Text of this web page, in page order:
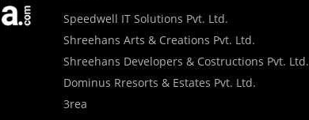
Speedwell IT Solutions Pvt. Ltd.
Shreehans Arts & Creations Pvt. Ltd.
Shreehans Developers & Costructions Pvt. Ltd.
Dominus Rresorts & Estates Pvt. Ltd.
3rea